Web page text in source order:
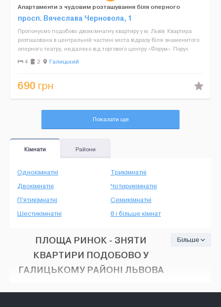
Апартаменти з чудовим розташування біля оперного
просп. Вячеслава Черновола, 1
Пропонуємо подобово двохкімнатну квартиру у м. Львів. Квартира
розташована в центральній частині міста відразу біля знаменитого
оперного театру, недалеко від торгового центру «Форум». Поруч
цілодобоий супермаркет, апте...
4 2 Галицький
690 грн
Показати ще
Кімнати Райони
Однокімнатні
Двокімнатні
Трикімнатні
Чотирикімнатні
П'ятикімнатні
Шестикімнатні
Семикімнатні
8 і більше кімнат
ПЛОЩА РИНОК - ЗНЯТИ
КВАРТИРИ ПОДОБОВО У
ГАЛИЦЬКОМУ РАЙОНІ ЛЬВОВА
Більше